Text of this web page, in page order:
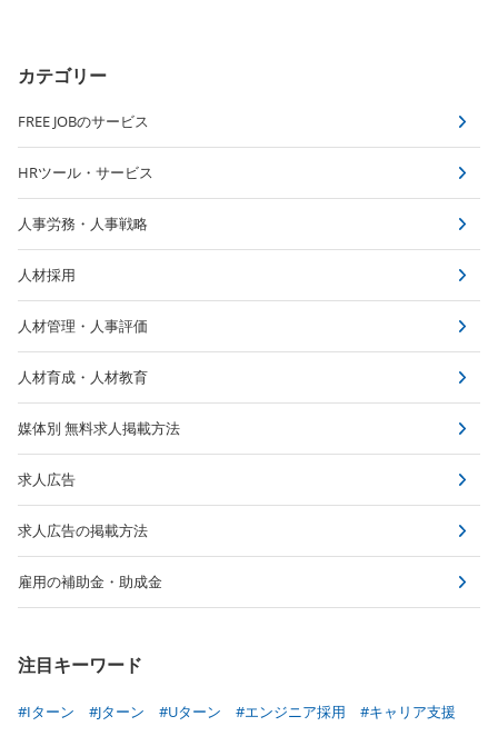
カテゴリー
FREE JOBのサービス
HRツール・サービス
人事労務・人事戦略
人材採用
人材管理・人事評価
人材育成・人材教育
媒体別 無料求人掲載方法
求人広告
求人広告の掲載方法
雇用の補助金・助成金
注目キーワード
#Iターン #Jターン #Uターン #エンジニア採用 #キャリア支援